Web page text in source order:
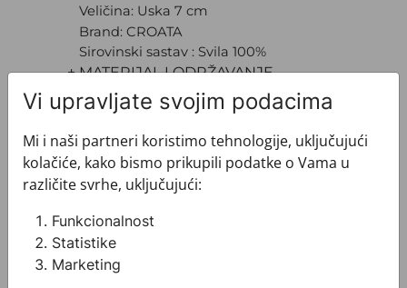
Veličina: Uska 7 cm
Brand: CROATA
Sirovinski sastav : Svila 100%
+ MATERIJAL I ODRŽAVANJE
+ DOSTAVA
+ PLAĆANJE
+ POVRATI I ZAMJENE
Vi upravljate svojim podacima
Mi i naši partneri koristimo tehnologije, uključujući
kolačiće, kako bismo prikupili podatke o Vama u
različite svrhe, uključujući:
Funkcionalnost
Statistike
Marketing